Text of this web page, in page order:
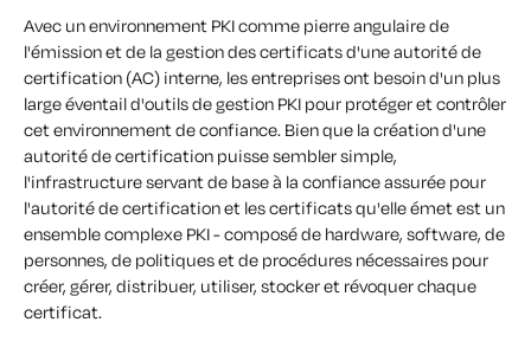
Avec un environnement PKI comme pierre angulaire de
l'émission et de la gestion des certificats d'une autorité de
certification (AC) interne, les entreprises ont besoin d'un plus
large éventail d'outils de gestion PKI pour protéger et contrôler
cet environnement de confiance. Bien que la création d'une
autorité de certification puisse sembler simple,
l'infrastructure servant de base à la confiance assurée pour
l'autorité de certification et les certificats qu'elle émet est un
ensemble complexe PKI - composé de hardware, software, de
personnes, de politiques et de procédures nécessaires pour
créer, gérer, distribuer, utiliser, stocker et révoquer chaque
certificat.